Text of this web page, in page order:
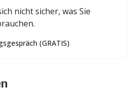
nicht sicher, was Sie
(GRATIS)